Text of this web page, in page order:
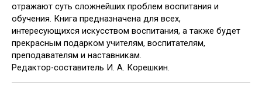
отражают суть сложнейших проблем воспитания и
обучения. Книга предназначена для всех,
интересующихся искусством воспитания, а также будет
прекрасным подарком учителям, воспитателям,
преподавателям и наставникам.
Редактор-составитель И. А. Корешкин.